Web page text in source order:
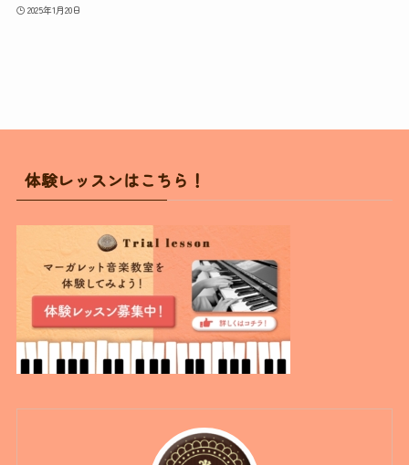
2025年1月20日
体験レッスンはこちら！